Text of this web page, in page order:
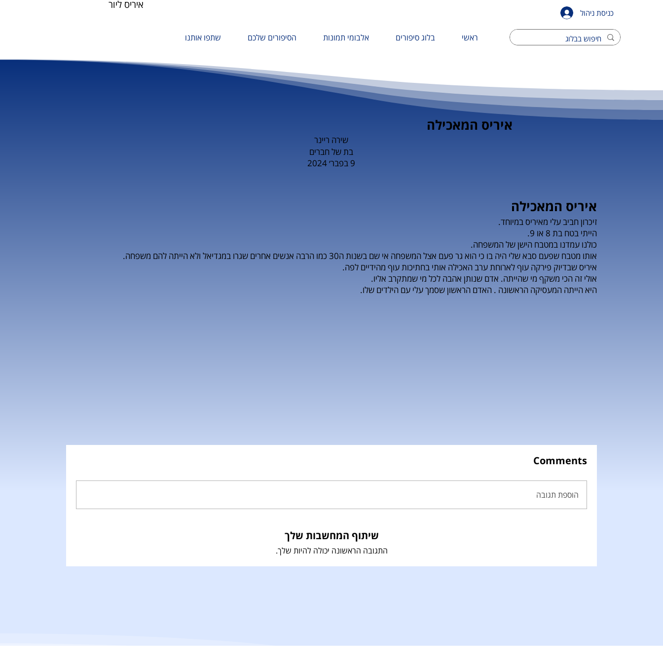
ראשי בלוג סיפורים אלבומי תמונות הסיפורים שלכם שתפו אותנו
איריס ליור
כניסת ניהול
זיכרון חביב עלי מאיריס במיוחד.
הייתי בטח בת 8 או 9.
כולנו עמדנו במטבח הישן של המשפחה.
אותו מטבח שפעם סבא שלי היה בו כי הוא גר פעם אצל המשפחה אי שם בשנות ה30 כמו הרבה אנשים אחרים שגרו במגדיאל ולא הייתה להם משפחה.
איריס שבדיוק פירקה עוף לארוחת ערב האכילה אותי בחתיכות עוף מהידיים לפה.
אולי זה הכי משקף מי שהייתה. אדם שנותן אהבה לכל מי שמתקרב אליו.
היא הייתה המעסיקה הראשונה . האדם הראשון שסמך עלי עם הילדים שלו.
איריס המאכילה
איריס המאכילה
שירה ריינר
בת של חברים
9 בפבר׳ 2024
Comments
הוספת תגובה
שיתוף המחשבות שלך
התגובה הראשונה יכולה להיות שלך.